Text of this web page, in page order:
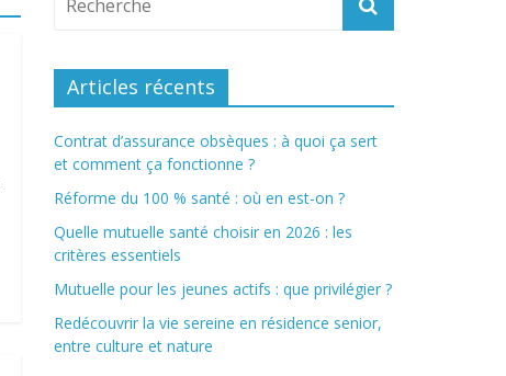
Articles récents
Contrat d’assurance obsèques : à quoi ça sert
et comment ça fonctionne ?
Réforme du 100 % santé : où en est-on ?
Quelle mutuelle santé choisir en 2026 : les
critères essentiels
Mutuelle pour les jeunes actifs : que privilégier ?
Redécouvrir la vie sereine en résidence senior,
entre culture et nature